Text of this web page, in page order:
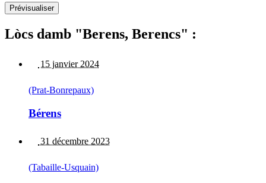
Lòcs damb "Berens, Berencs" :
15 janvier 2024
(Prat-Bonrepaux)
Bérens
31 décembre 2023
(Tabaille-Usquain)